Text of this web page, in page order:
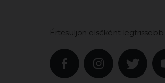
Értesüljön elsőként